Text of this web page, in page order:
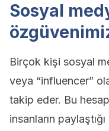
Sosyal
Birçok kişi sosyal
veya “influencer”
takip eder. Bu
insanların